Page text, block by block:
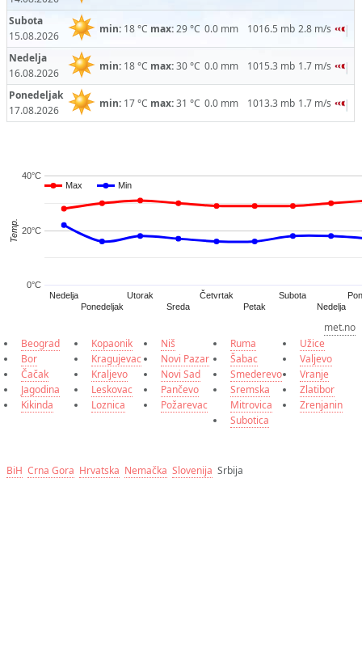
Subota
15.08.2026
min:18 °C max:29 °C 0.0 mm 1016.5 mb 2.8 m/s
Nedelja
16.08.2026
min:18 °C max:30 °C 0.0 mm 1015.3 mb 1.7 m/s
Ponedeljak
17.08.2026
min:17 °C max:31 °C 0.0 mm 1013.3 mb 1.7 m/s
Nedelja
Ponedeljak
Utorak
Sreda
Četvrtak
Petak
Subota
Nedelja
0°C
20°C
40°C
Max
Max Min
Min
Temp.
met.no
Beograd
Bor
Čačak
Jagodina
Kikinda
Kopaonik
Kragujevac
Kraljevo
Leskovac
Loznica
Niš
Novi Pazar
Novi Sad
Pančevo
Požarevac
Ruma
Šabac
Smederevo
Sremska
Mitrovica
Subotica
Užice
Valjevo
Vranje
Zlatibor
Zrenjanin
BiH Crna Gora Hrvatska Nemačka Slovenija Srbija